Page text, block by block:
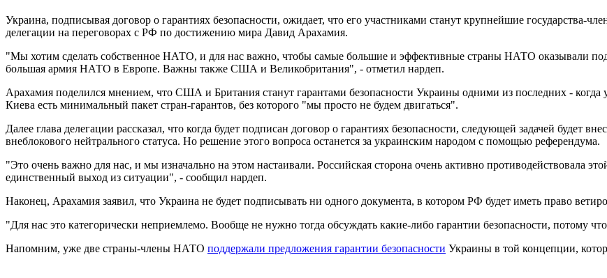
Украина, подписывая договор о гарантиях безопасности, ожидает, что его участниками станут крупнейшие государства-
делегации на переговорах с РФ по достижению мира Давид Арахамия.
"Мы хотим сделать собственное НАТО, и для нас важно, чтобы самые большие и эффективные страны НАТО оказывали
большая армия НАТО в Европе. Важны также США и Великобритания", - отметил нардеп.
Арахамия поделился мнением, что США и Британия станут гарантами безопасности Украины одними из последних - когда
Киева есть минимальный пакет стран-гарантов, без которого "мы просто не будем двигаться".
Далее глава делегации рассказал, что когда будет подписан договор о гарантиях безопасности, следующей задачей будет
внеблокового нейтрального статуса. Но решение этого вопроса останется за украинским народом с помощью референдума.
"Это очень важно для нас, и мы изначально на этом настаивали. Российская сторона очень активно противодействовала
единственный выход из ситуации", - сообщил нардеп.
Наконец, Арахамия заявил, что Украина не будет подписывать ни одного документа, в котором РФ будет иметь право
"Для нас это категорически неприемлемо. Вообще не нужно тогда обсуждать какие-либо гарантии безопасности, потому
Напомним, уже две страны-члены НАТО поддержали предложения гарантии безопасности Украины в той концепции,